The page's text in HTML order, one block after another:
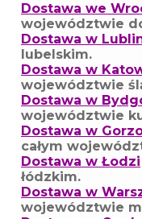
Dostawa we
województwie
Dostawa w
lubelskim.
Dostawa w
województwie
Dostawa w
województwie
Dostawa w
całym
Dostawa w Łodzi
łódzkim.
Dostawa w
województwie